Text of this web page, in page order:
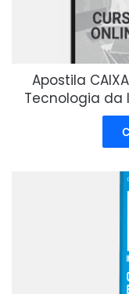
Apostila
Tecnologia da